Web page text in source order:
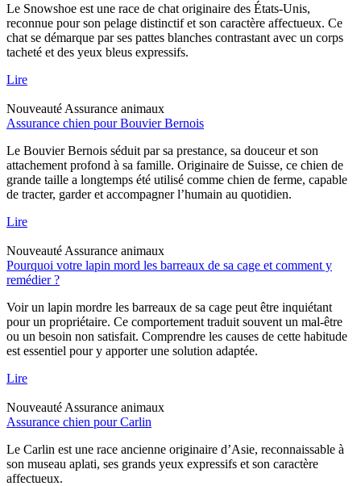
Le Snowshoe est une race de chat originaire des États-Unis,
reconnue pour son pelage distinctif et son caractère affectueux. Ce
chat se démarque par ses pattes blanches contrastant avec un corps
tacheté et des yeux bleus expressifs.
Lire
Nouveauté Assurance animaux
Assurance chien pour Bouvier Bernois
Le Bouvier Bernois séduit par sa prestance, sa douceur et son
attachement profond à sa famille. Originaire de Suisse, ce chien de
grande taille a longtemps été utilisé comme chien de ferme, capable
de tracter, garder et accompagner l’humain au quotidien.
Lire
Nouveauté Assurance animaux
Pourquoi votre lapin mord les barreaux de sa cage et comment y
remédier ?
Voir un lapin mordre les barreaux de sa cage peut être inquiétant
pour un propriétaire. Ce comportement traduit souvent un mal-être
ou un besoin non satisfait. Comprendre les causes de cette habitude
est essentiel pour y apporter une solution adaptée.
Lire
Nouveauté Assurance animaux
Assurance chien pour Carlin
Le Carlin est une race ancienne originaire d’Asie, reconnaissable à
son museau aplati, ses grands yeux expressifs et son caractère
affectueux.